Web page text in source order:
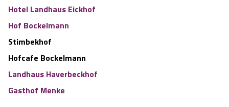
Hotel Landhaus Eickhof
Hof Bockelmann
Stimbekhof
Hofcafe Bockelmann
Landhaus Haverbeckhof
Gasthof Menke